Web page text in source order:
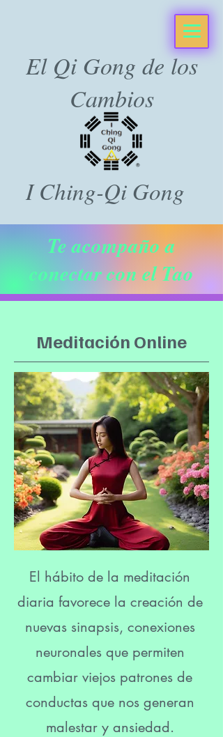
El Qi Gong de los
Cambios
I Ching-Qi Gong
Te acompaño a
conectar con el Tao
Meditación Online
El hábito de la meditación
diaria favorece la creación de
nuevas sinapsis, conexiones
neuronales que permiten
cambiar viejos patrones de
conductas que nos generan
malestar y ansiedad.